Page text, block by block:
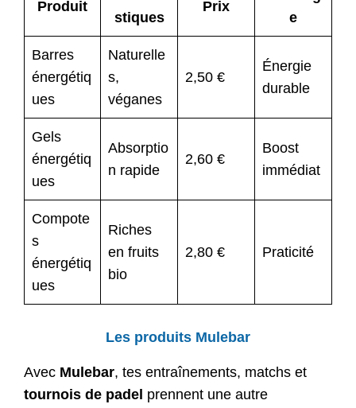
Produit
stiques
Prix
e
Barres
énergétiq
ues
Naturelle
s,
véganes
2,50 €
Énergie
durable
Gels
énergétiq
ues
Absorptio
n rapide
2,60 €
Boost
immédiat
Compote
s
énergétiq
ues
Riches
en fruits
bio
2,80 € Praticité
Les produits Mulebar
Avec Mulebar, tes entraînements, matchs et
tournois de padel prennent une autre